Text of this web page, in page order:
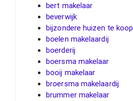
bert makelaar
beverwijk
bijzondere huizen te koop
boelen makelaardij
boerderij
boersma makelaar
booij makelaar
broersma makelaardij
brummer makelaar